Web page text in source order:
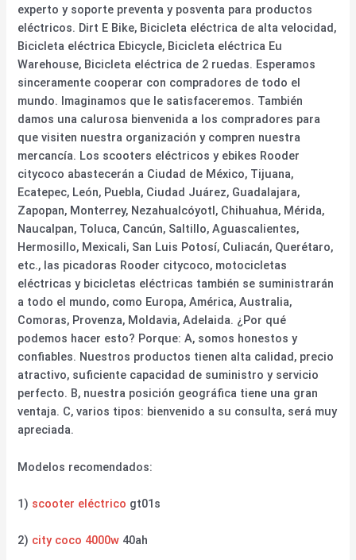
experto y soporte preventa y posventa para productos
eléctricos. Dirt E Bike, Bicicleta eléctrica de alta velocidad,
Bicicleta eléctrica Ebicycle, Bicicleta eléctrica Eu
Warehouse, Bicicleta eléctrica de 2 ruedas. Esperamos
sinceramente cooperar con compradores de todo el
mundo. Imaginamos que le satisfaceremos. También
damos una calurosa bienvenida a los compradores para
que visiten nuestra organización y compren nuestra
mercancía. Los scooters eléctricos y ebikes Rooder
citycoco abastecerán a Ciudad de México, Tijuana,
Ecatepec, León, Puebla, Ciudad Juárez, Guadalajara,
Zapopan, Monterrey, Nezahualcóyotl, Chihuahua, Mérida,
Naucalpan, Toluca, Cancún, Saltillo, Aguascalientes,
Hermosillo, Mexicali, San Luis Potosí, Culiacán, Querétaro,
etc., las picadoras Rooder citycoco, motocicletas
eléctricas y bicicletas eléctricas también se suministrarán
a todo el mundo, como Europa, América, Australia,
Comoras, Provenza, Moldavia, Adelaida. ¿Por qué
podemos hacer esto? Porque: A, somos honestos y
confiables. Nuestros productos tienen alta calidad, precio
atractivo, suficiente capacidad de suministro y servicio
perfecto. B, nuestra posición geográfica tiene una gran
ventaja. C, varios tipos: bienvenido a su consulta, será muy
apreciada.
Modelos recomendados:
1) scooter eléctrico gt01s
2) city coco 4000w 40ah